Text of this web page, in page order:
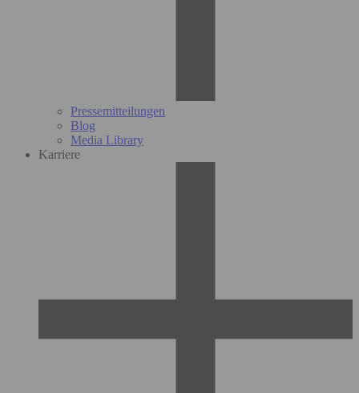
Pressemitteilungen
Blog
Media Library
Karriere